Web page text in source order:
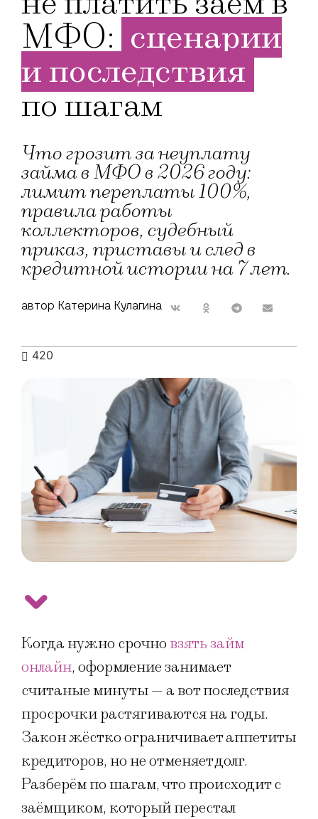
МФО: сценарии
и последствия
по шагам
Что грозит за неуплату
займа в МФО в 2026 году:
лимит переплаты 100%,
правила работы
коллекторов, судебный
приказ, приставы и след в
кредитной истории на 7 лет.
автор Катерина Кулагина
420
Когда нужно срочно взять займ
онлайн, оформление занимает
считаные минуты — а вот последствия
просрочки растягиваются на годы.
Закон жёстко ограничивает аппетиты
кредиторов, но не отменяет долг.
Разберём по шагам, что происходит с
заёмщиком, который перестал